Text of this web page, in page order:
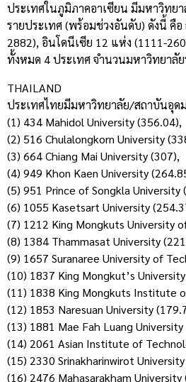
ประเทศในภูมิภาคอาเซียน มีมหาวิทย
รายประเทศ (พร้อมช่วงอันดับ) ดังนี้ คื
2882), อินโดนีเซีย 12 แห่ง (1111-
ทั้งหมด 4 ประเทศ จำนวนมหาวิทยา
THAILAND
ประเทศไทยมีมหาวิทยาลัย/สถาบันอุด
(1) 434 Mahidol University (356.04),
(2) 516 Chulalongkorn University
(3) 664 Chiang Mai University (307),
(4) 949 Khon Kaen University
(5) 951 Prince of Songkla University
(6) 1055 Kasetsart University
(7) 1212 King Mongkuts University
(8) 1384 Thammasat University
(9) 1657 Suranaree University of
(10) 1837 King Mongkut’s
(11) 1838 King Mongkuts Institute
(12) 1853 Naresuan University
(13) 1881 Mae Fah Luang
(14) 2061 Asian Institute of
(15) 2330 Srinakharinwirot
(16) 2476 Mahasarakham